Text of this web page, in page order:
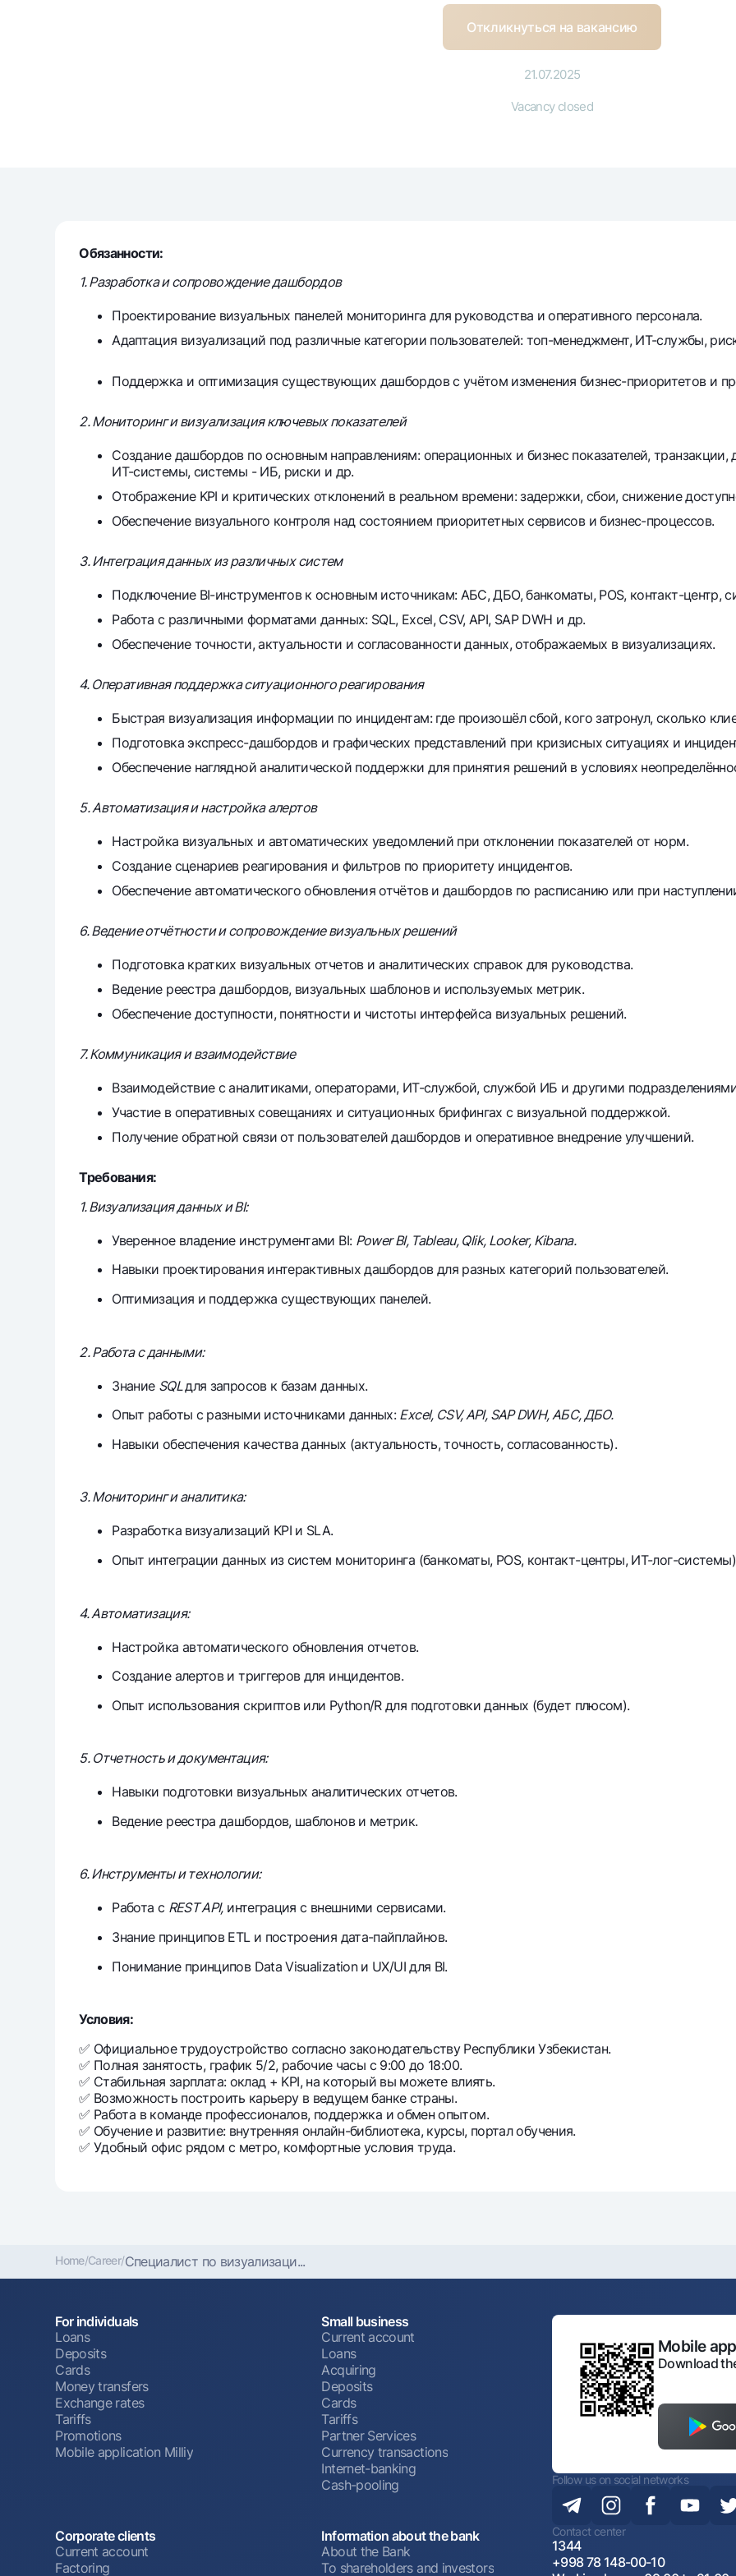
Gold Bullion by NBU
Silver deposit
Press CenterOffices and ATMsConsent for processing personal data
Follow us on social networks Contact center
+998 78 148-00-10
Откликнуться на вакансию
21.07.2025
Vacancy closed
Обязанности:
1. Разработка и сопровождение дашбордов
Проектирование визуальных панелей мониторинга для руководства и оперативного персонала.
Адаптация визуализаций под различные категории пользователей: топ-менеджмент, ИТ-службы,
Поддержка и оптимизация существующих дашбордов с учётом изменения бизнес-приоритетов и
2. Мониторинг и визуализация ключевых показателей
Создание дашбордов по основным направлениям: операционных и бизнес показателей, транзакции,
ИТ-системы, системы - ИБ, риски и др.
Отображение KPI и критических отклонений в реальном времени: задержки, сбои, снижение
Обеспечение визуального контроля над состоянием приоритетных сервисов и бизнес-процессов.
3. Интеграция данных из различных систем
Подключение BI-инструментов к основным источникам: АБС, ДБО, банкоматы, POS, контакт-центр,
Работа с различными форматами данных: SQL, Excel, CSV, API, SAP DWH и др.
Обеспечение точности, актуальности и согласованности данных, отображаемых в визуализациях.
4. Оперативная поддержка ситуационного реагирования
Быстрая визуализация информации по инцидентам: где произошёл сбой, кого затронул, сколько
Подготовка экспресс-дашбордов и графических представлений при кризисных ситуациях и
Обеспечение наглядной аналитической поддержки для принятия решений в условиях
5. Автоматизация и настройка алертов
Настройка визуальных и автоматических уведомлений при отклонении показателей от норм.
Создание сценариев реагирования и фильтров по приоритету инцидентов.
Обеспечение автоматического обновления отчётов и дашбордов по расписанию или при
6. Ведение отчётности и сопровождение визуальных решений
Подготовка кратких визуальных отчетов и аналитических справок для руководства.
Ведение реестра дашбордов, визуальных шаблонов и используемых метрик.
Обеспечение доступности, понятности и чистоты интерфейса визуальных решений.
7. Коммуникация и взаимодействие
Взаимодействие с аналитиками, операторами, ИТ-службой, службой ИБ и другими
Участие в оперативных совещаниях и ситуационных брифингах с визуальной поддержкой.
Получение обратной связи от пользователей дашбордов и оперативное внедрение улучшений.
Требования:
1. Визуализация данных и BI:
Уверенное владение инструментами BI: Power BI, Tableau, Qlik, Looker, Kibana.
Навыки проектирования интерактивных дашбордов для разных категорий пользователей.
Оптимизация и поддержка существующих панелей.
2. Работа с данными:
Знание SQLдля запросов к базам данных.
Опыт работы с разными источниками данных: Excel, CSV, API, SAP DWH, АБС, ДБО.
Навыки обеспечения качества данных (актуальность, точность, согласованность).
3. Мониторинг и аналитика:
Разработка визуализаций KPI и SLA.
Опыт интеграции данных из систем мониторинга (банкоматы, POS, контакт-центры, ИТ-лог-
4. Автоматизация:
Настройка автоматического обновления отчетов.
Создание алертов и триггеров для инцидентов.
Опыт использования скриптов или Python/R для подготовки данных (будет плюсом).
5. Отчетность и документация:
Навыки подготовки визуальных аналитических отчетов.
Ведение реестра дашбордов, шаблонов и метрик.
6. Инструменты и технологии:
Работа с REST API,интеграция с внешними сервисами.
Знание принципов ETL и построения дата-пайплайнов.
Понимание принципов Data Visualization и UX/UI для BI.
Условия:
✅ Официальное трудоустройство согласно законодательству Республики Узбекистан.
✅ Полная занятость, график 5/2, рабочие часы с 9:00 до 18:00.
✅ Стабильная зарплата: оклад + KPI, на который вы можете влиять.
✅ Возможность построить карьеру в ведущем банке страны.
✅ Работа в команде профессионалов, поддержка и обмен опытом.
✅ Обучение и развитие: внутренняя онлайн-библиотека, курсы, портал обучения.
✅ Удобный офис рядом с метро, комфортные условия труда.
Home/Career/Специалист по визуализаци...
For individuals
Loans
Deposits
Cards
Money transfers
Exchange rates
Tariffs
Promotions
Mobile application Milliy
Small business
Current account
Loans
Acquiring
Deposits
Cards
Tariffs
Partner Services
Currency transactions
Internet-banking
Cash-pooling
Corporate clients
Current account
Factoring
Information about the bank
About the Bank
To shareholders and investors
Mobile
Download
Follow us on social networks
Contact center
1344
+998 78 148-00-10